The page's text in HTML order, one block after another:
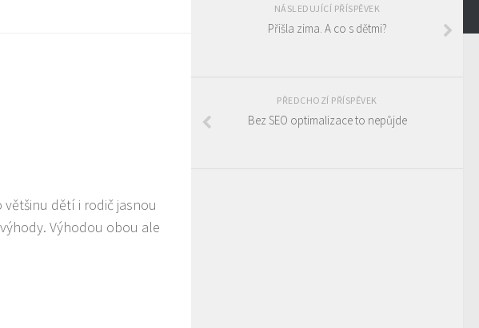
dětí i rodič jasnou
Výhodou obou ale
NÁSLEDUJÍCÍ PŘÍSPĚVEK
Přišla zima. A co s dětmi?
PŘEDCHOZÍ PŘÍSPĚVEK
Bez SEO optimalizace to nepůjde